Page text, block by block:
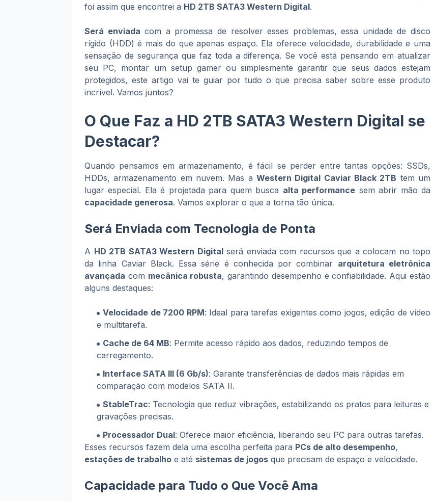
foi assim que encontrei a HD 2TB SATA3 Western Digital.
Será enviada com a promessa de resolver esses problemas, essa unidade de disco
rígido (HDD) é mais do que apenas espaço. Ela oferece velocidade, durabilidade e uma
sensação de segurança que faz toda a diferença. Se você está pensando em atualizar
seu PC, montar um setup gamer ou simplesmente garantir que seus dados estejam
protegidos, este artigo vai te guiar por tudo o que precisa saber sobre esse produto
incrível. Vamos juntos?
O Que Faz a HD 2TB SATA3 Western Digital se
Destacar?
Quando pensamos em armazenamento, é fácil se perder entre tantas opções: SSDs,
HDDs, armazenamento em nuvem. Mas a Western Digital Caviar Black 2TB tem um
lugar especial. Ela é projetada para quem busca alta performance sem abrir mão da
capacidade generosa. Vamos explorar o que a torna tão única.
Será Enviada com Tecnologia de Ponta
A HD 2TB SATA3 Western Digitalserá enviada com recursos que a colocam no topo
da linha Caviar Black. Essa série é conhecida por combinar arquitetura eletrônica
avançada com mecânica robusta, garantindo desempenho e confiabilidade. Aqui estão
alguns destaques:
Velocidade de 7200 RPM: Ideal para tarefas exigentes como jogos, edição de vídeo
e multitarefa.
Cache de 64 MB: Permite acesso rápido aos dados, reduzindo tempos de
carregamento.
Interface SATA III (6 Gb/s): Garante transferências de dados mais rápidas em
comparação com modelos SATA II.
StableTrac: Tecnologia que reduz vibrações, estabilizando os pratos para leituras e
gravações precisas.
Processador Dual: Oferece maior eficiência, liberando seu PC para outras tarefas.
Esses recursos fazem dela uma escolha perfeita para PCs de alto desempenho,
estações de trabalho e até sistemas de jogos que precisam de espaço e velocidade.
Capacidade para Tudo o Que Você Ama